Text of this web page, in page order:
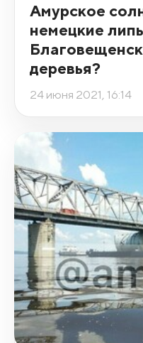
Амурское
немецкие
деревья?
24 июня 2021, 16:14